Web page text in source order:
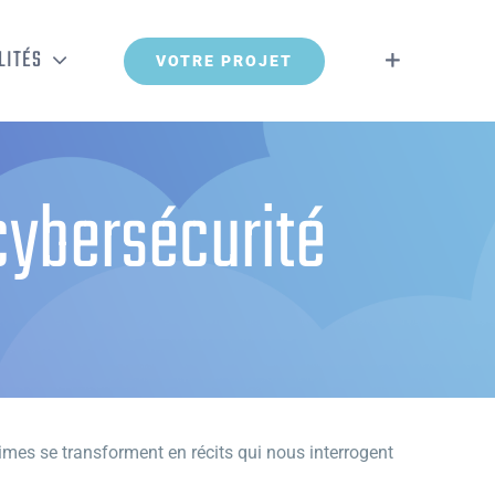
VOTRE PROJET
se transforment en récits qui nous interrogent